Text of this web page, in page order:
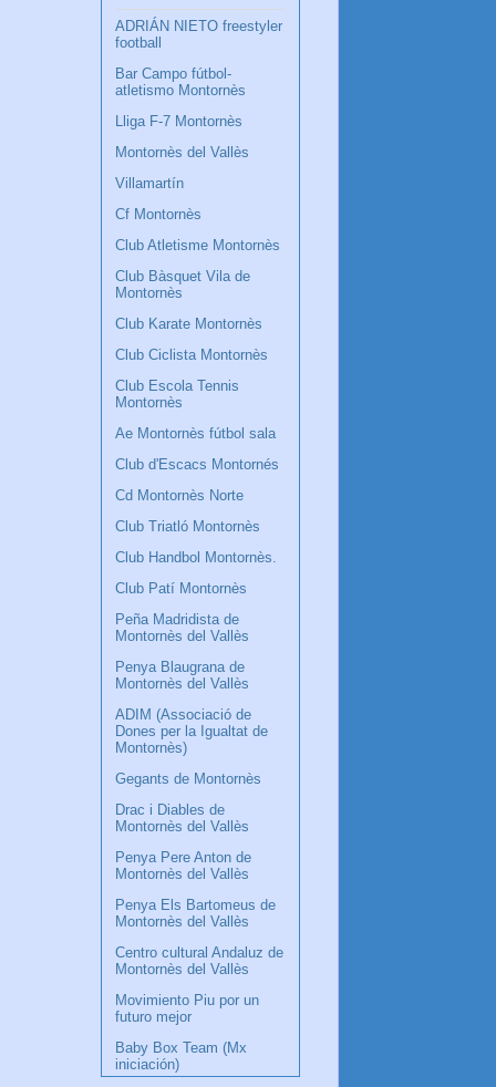
ADRIÁN NIETO freestyler
football
Bar Campo fútbol-
atletismo Montornès
Lliga F-7 Montornès
Montornès del Vallès
Villamartín
Cf Montornès
Club Atletisme Montornès
Club Bàsquet Vila de
Montornès
Club Karate Montornès
Club Ciclista Montornès
Club Escola Tennis
Montornès
Ae Montornès fútbol sala
Club d'Escacs Montornés
Cd Montornès Norte
Club Triatló Montornès
Club Handbol Montornès.
Club Patí Montornès
Peña Madridista de
Montornès del Vallès
Penya Blaugrana de
Montornès del Vallès
ADIM (Associació de
Dones per la Igualtat de
Montornès)
Gegants de Montornès
Drac i Diables de
Montornès del Vallès
Penya Pere Anton de
Montornès del Vallès
Penya Els Bartomeus de
Montornès del Vallès
Centro cultural Andaluz de
Montornès del Vallès
Movimiento Piu por un
futuro mejor
Baby Box Team (Mx
iniciación)